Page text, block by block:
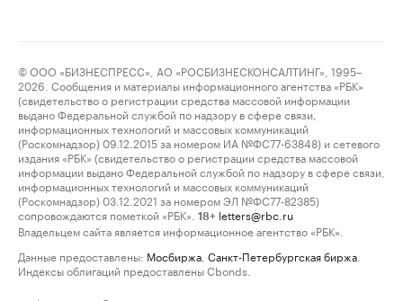
© ООО «БИЗНЕСПРЕСС», АО «РОСБИЗНЕСКОНСАЛТИНГ», 1995–
2026. Сообщения и материалы информационного агентства «РБК»
(свидетельство о регистрации средства массовой информации
выдано Федеральной службой по надзору в сфере связи,
информационных технологий и массовых коммуникаций
(Роскомнадзор) 09.12.2015 за номером ИА №ФС77-63848) и сетевого
издания «РБК» (свидетельство о регистрации средства массовой
информации выдано Федеральной службой по надзору в сфере связи,
информационных технологий и массовых коммуникаций
(Роскомнадзор) 03.12.2021 за номером ЭЛ №ФС77-82385)
сопровождаются пометкой «РБК».
18+ letters@rbc.ru
Владельцем сайта является информационное агентство «РБК».
Данные предоставлены: Мосбиржа Санкт-Петербургская биржа
Индексы облигаций предоставлены Cbonds.